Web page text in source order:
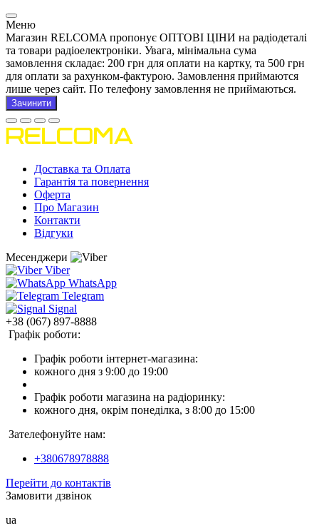
Меню
Магазин RELCOMA пропонує ОПТОВІ ЦІНИ на радіодеталі
та товари радіоелектроніки. Увага, мінімальна сума
замовлення складає: 200 грн для оплати на картку, та 500 грн
для оплати за рахунком-фактурою. Замовлення приймаются
лише через сайт. По телефону замовлення не приймаються.
Зачинити
Доставка та Оплата
Гарантія та повернення
Оферта
Про Магазин
Контакти
Відгуки
Месенджери
Viber
WhatsApp
Telegram
Signal
+38 (067) 897-8888
Графік роботи:
Графік роботи інтернет-магазина:
кожного дня з 9:00 до 19:00
Графік роботи магазина на радіоринку:
кожного дня, окрім понеділка, з 8:00 до 15:00
Зателефонуйте нам:
+380678978888
Перейти до контактів
Замовити дзвінок
ua